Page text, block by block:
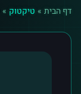
דף הבית » טיקטוק »